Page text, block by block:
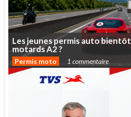
Lesjeunespermisautobientôt
motardsA2?
Permis moto 1 commentaire